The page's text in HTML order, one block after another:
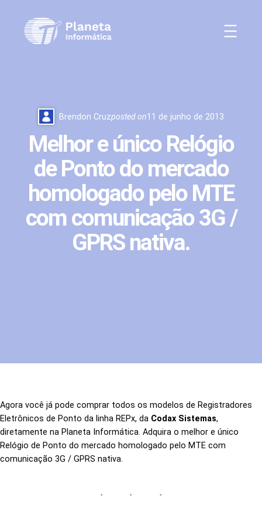
conteúdo
Brendon Cruzposted on11 de junho de 2013
Melhor e único Relógio
de Ponto do mercado
homologado pelo MTE
com comunicação 3G /
GPRS nativa.
Agora você já pode comprar todos os modelos de Registradores
Eletrônicos de Ponto da linha REPx, da Codax Sistemas,
diretamente na Planeta Informática. Adquira o melhor e único
Relógio de Ponto do mercado homologado pelo MTE com
comunicação 3G / GPRS nativa.